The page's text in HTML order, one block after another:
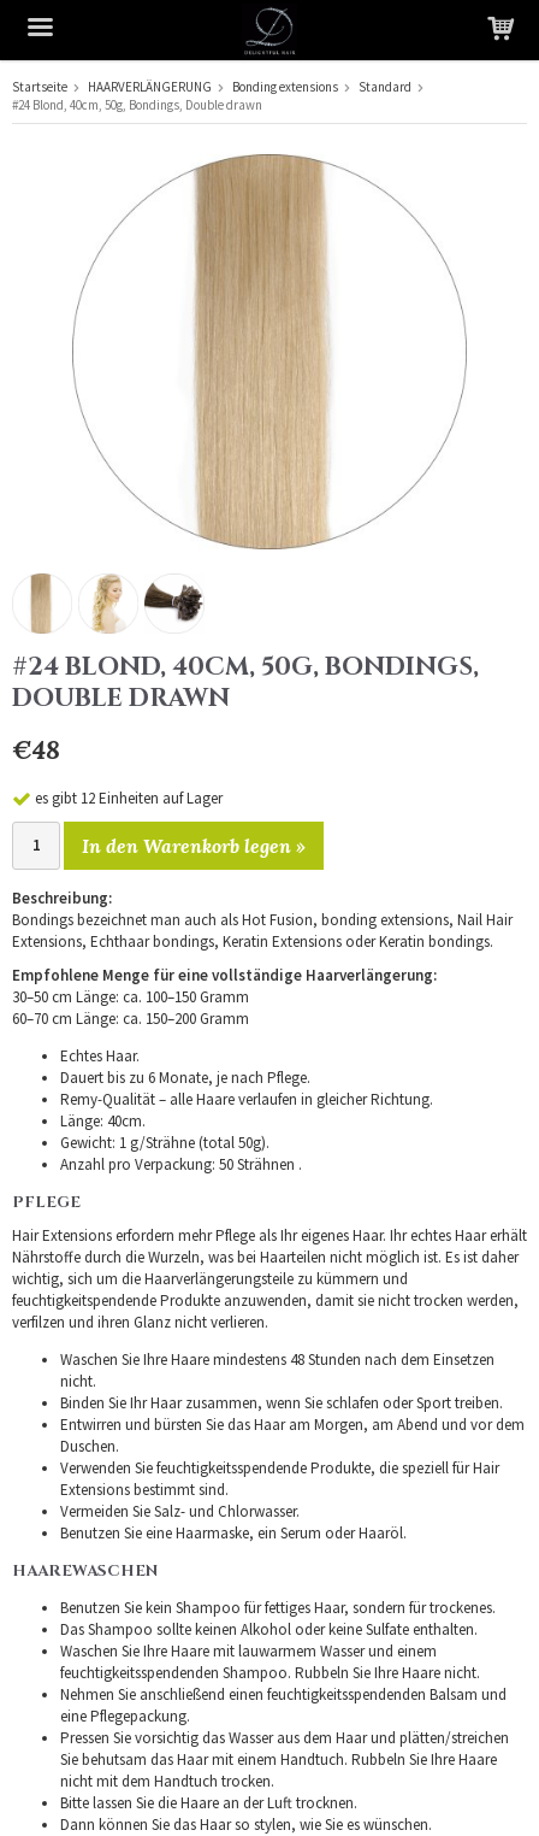
Das Produkt wurde in Ihren Warenkorb gelegt
Startseite HAARVERLÄNGERUNG Bonding extensions
Standard
#24 Blond, 40cm, 50g, Bondings, Double drawn
#24 BLOND, 40CM, 50G, BONDINGS,
DOUBLE DRAWN
€48
es gibt 12 Einheiten auf Lager
In den Warenkorb legen »
Beschreibung:
Bondings bezeichnet man auch als Hot Fusion, bonding extensions, Nail Hair
Extensions, Echthaar bondings, Keratin Extensions oder Keratin bondings.
Empfohlene Menge für eine vollständige Haarverlängerung:
30–50 cm Länge: ca. 100–150 Gramm
60–70 cm Länge: ca. 150–200 Gramm
Echtes Haar.
Dauert bis zu 6 Monate, je nach Pflege.
Remy-Qualität – alle Haare verlaufen in gleicher Richtung.
Länge: 40cm.
Gewicht: 1 g/Strähne (total 50g).
Anzahl pro Verpackung: 50 Strähnen .
PFLEGE
Hair Extensions erfordern mehr Pflege als Ihr eigenes Haar. Ihr echtes Haar erhält
Nährstoffe durch die Wurzeln, was bei Haarteilen nicht möglich ist. Es ist daher
wichtig, sich um die Haarverlängerungsteile zu kümmern und
feuchtigkeitspendende Produkte anzuwenden, damit sie nicht trocken werden,
verfilzen und ihren Glanz nicht verlieren.
Waschen Sie Ihre Haare mindestens 48 Stunden nach dem Einsetzen
nicht.
Binden Sie Ihr Haar zusammen, wenn Sie schlafen oder Sport treiben.
Entwirren und bürsten Sie das Haar am Morgen, am Abend und vor dem
Duschen.
Verwenden Sie feuchtigkeitsspendende Produkte, die speziell für Hair
Extensions bestimmt sind.
Vermeiden Sie Salz- und Chlorwasser.
Benutzen Sie eine Haarmaske, ein Serum oder Haaröl.
HAAREWASCHEN
Benutzen Sie kein Shampoo für fettiges Haar, sondern für trockenes.
Das Shampoo sollte keinen Alkohol oder keine Sulfate enthalten.
Waschen Sie Ihre Haare mit lauwarmem Wasser und einem
feuchtigkeitsspendenden Shampoo. Rubbeln Sie Ihre Haare nicht.
Nehmen Sie anschließend einen feuchtigkeitsspendenden Balsam und
eine Pflegepackung.
Pressen Sie vorsichtig das Wasser aus dem Haar und plätten/streichen
Sie behutsam das Haar mit einem Handtuch. Rubbeln Sie Ihre Haare
nicht mit dem Handtuch trocken.
Bitte lassen Sie die Haare an der Luft trocknen.
Dann können Sie das Haar so stylen, wie Sie es wünschen.